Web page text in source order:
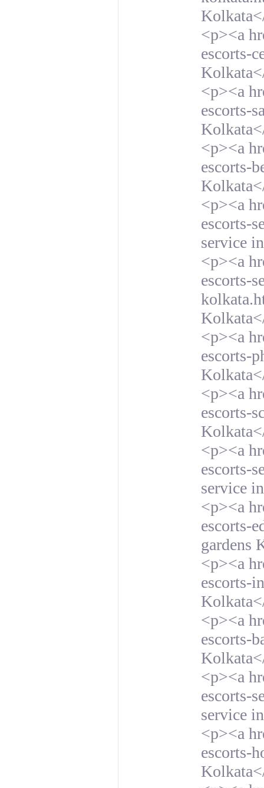
<p><a
escorts-
<p><a
escorts-
<p><a
escorts-
<p><a
escorts-
service
<p><a
escorts-
<p><a
escorts-
<p><a
escorts-
<p><a
escorts-
service
<p><a
escorts-
gardens
<p><a
escorts-
<p><a
escorts-
<p><a
escorts-
service
<p><a
escorts-